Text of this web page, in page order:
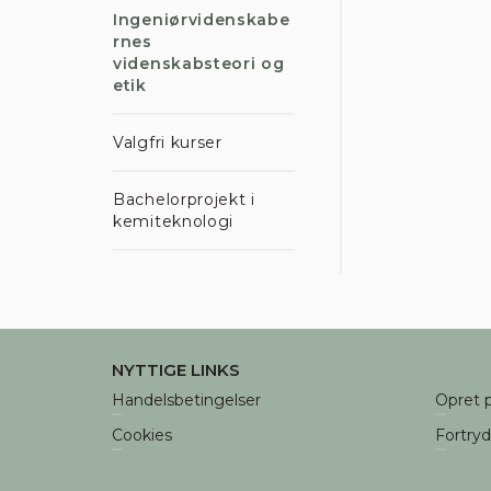
Ingeniørvidenskabe
rnes
videnskabsteori og
etik
Valgfri kurser
Bachelorprojekt i
kemiteknologi
NYTTIGE LINKS
Handelsbetingelser
Cookies
Opret